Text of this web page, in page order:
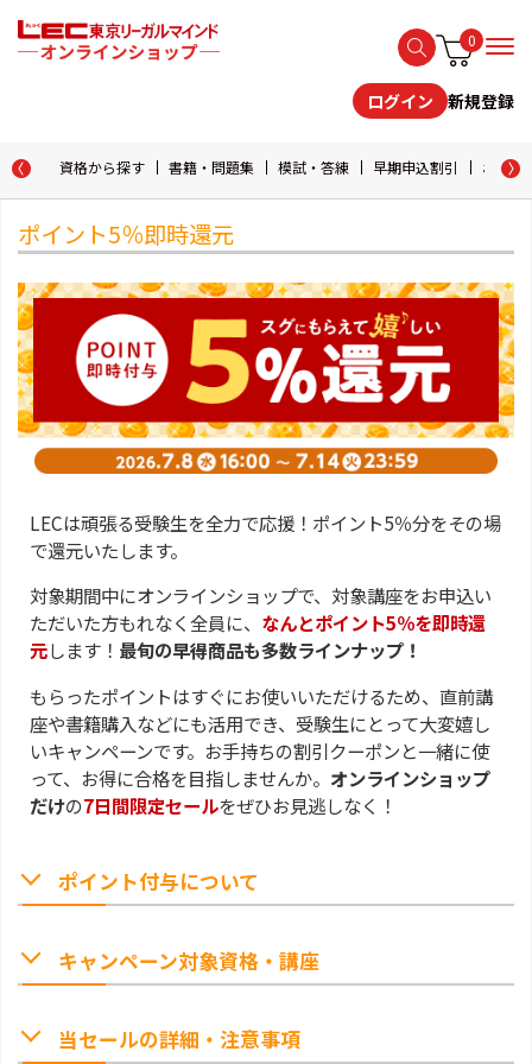
0
ログイン 新規登録
資格から探す 書籍・問題集 模試・答練 早期申込割引 おため
ポイント5％即時還元
LECは頑張る受験生を全力で応援！ポイント5％分をその場
で還元いたします。
対象期間中にオンラインショップで、対象講座をお申込い
ただいた方もれなく全員に、 なんとポイント5％を即時還
元します！ 最旬の早得商品も多数ラインナップ！
もらったポイントはすぐにお使いいただけるため、直前講
座や書籍購入などにも活用でき、受験生にとって大変嬉し
いキャンペーンです。お手持ちの割引クーポンと一緒に使
って、お得に合格を目指しませんか。 オンラインショップ
だけの7日間限定セールをぜひお見逃しなく！
ポイント付与について
キャンペーン対象資格・講座
当セールの詳細・注意事項